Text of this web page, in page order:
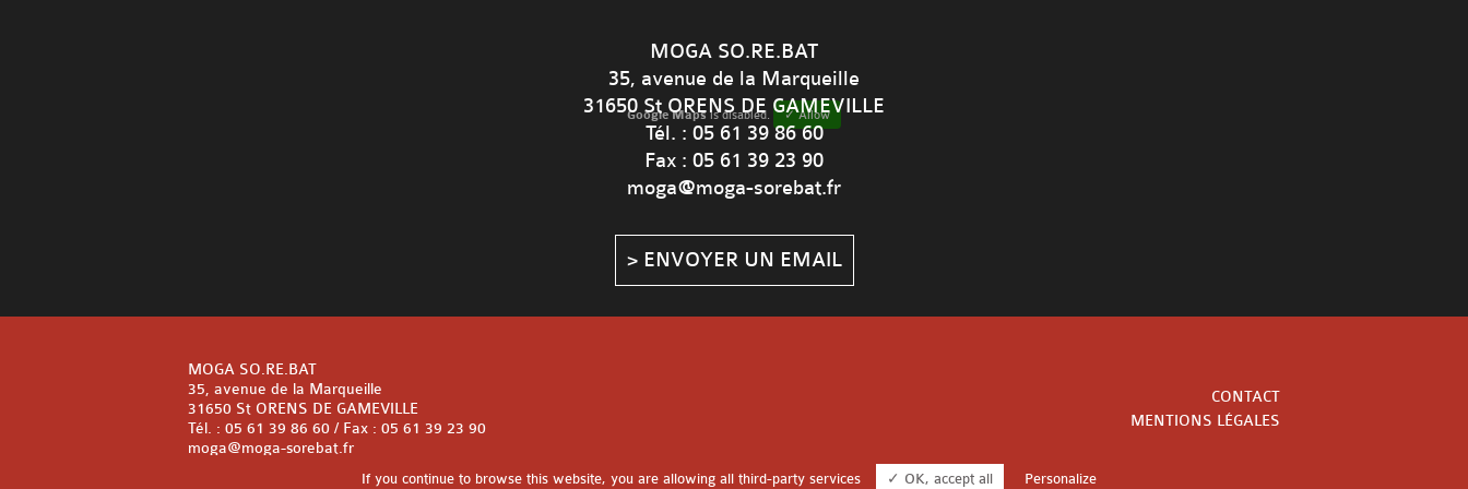
Google Maps is disabled. ✓ Allow
MOGA SO.RE.BAT
35, avenue de la Marqueille
31650 St ORENS DE GAMEVILLE
Tél. : 05 61 39 86 60
Fax : 05 61 39 23 90
moga@moga-sorebat.fr
> ENVOYER UN EMAIL
MOGA SO.RE.BAT
35, avenue de la Marqueille
31650 St ORENS DE GAMEVILLE
Tél. : 05 61 39 86 60 / Fax : 05 61 39 23 90
moga@moga-sorebat.fr
CONTACT
MENTIONS LÉGALES
If you continue to browse this website, you are allowing all third-party services ✓ OK, accept all Personalize